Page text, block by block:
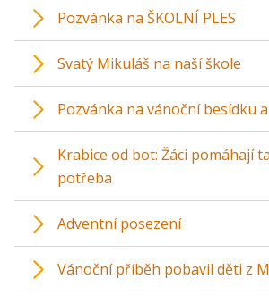
Pozvánka na ŠKOLNÍ PLES
Svatý Mikuláš na naší škole
Pozvánka na vánoční besídku
Krabice od bot: Žáci pomáhají
potřeba
Adventní posezení
Vánoční příběh pobavil děti z